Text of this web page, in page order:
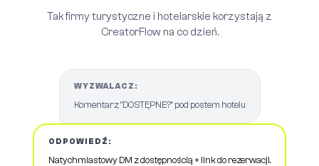
Tak firmy turystyczne i hotelarskie korzystają z
CreatorFlow na co dzień.
WYZWALACZ:
Komentarz "DOSTĘPNE?" pod postem hotelu
ODPOWIEDŹ:
Natychmiastowy DM z dostępnością + link do rezerwacji.